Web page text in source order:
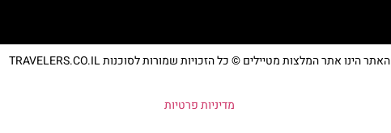
האתר הינו אתר המלצות מטיילים © כל הזכויות שמורות לסוכנות TRAVELERS.CO.IL
מדיניות פרטיות